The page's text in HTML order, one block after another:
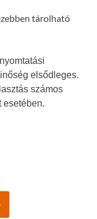
tárolható
elsődleges.
számos
esetében.